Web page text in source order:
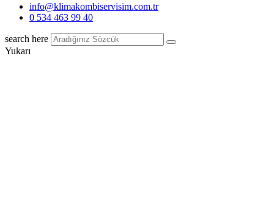
info@klimakombiservisim.com.tr
0 534 463 99 40
search here
Yukarı